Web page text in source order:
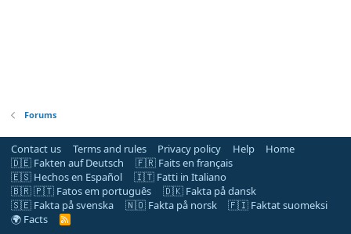
Forums
Contact us Terms and rules Privacy policy Help
Home
🇩🇪 Fakten auf Deutsch
🇫🇷 Faits en français
🇪🇸 Hechos en Español
🇮🇹 Fatti in Italiano
🇧🇷 🇵🇹 Fatos em português
🇩🇰 Fakta på dansk
🇸🇪 Fakta på svenska
🇳🇴 Fakta på norsk
🇫🇮 Faktat suomeksi
🌍 Facts
R